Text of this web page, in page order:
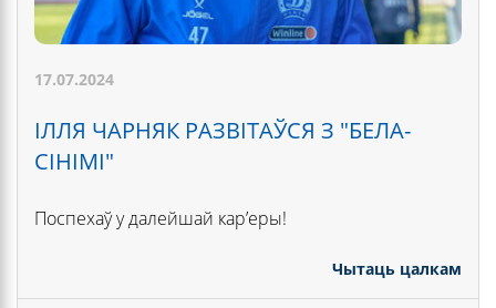
17.07.2024
ІЛЛЯ ЧАРНЯК РАЗВІТАЎСЯ З "БЕЛА-
СІНІМІ"
Поспехаў у далейшай кар’еры!
Чытаць цалкам